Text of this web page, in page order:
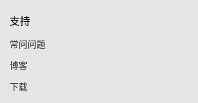
支持
常问问题
博客
下载